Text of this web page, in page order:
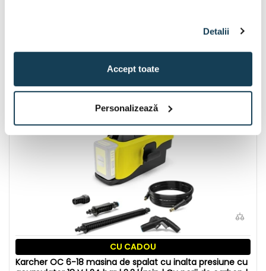
Detalii
Accept toate
Personalizează
Disponibil:1 buc
1.206 Lei
În coș
CU CADOU
Karcher OC 6-18 masina de spalat cu inalta presiune cu